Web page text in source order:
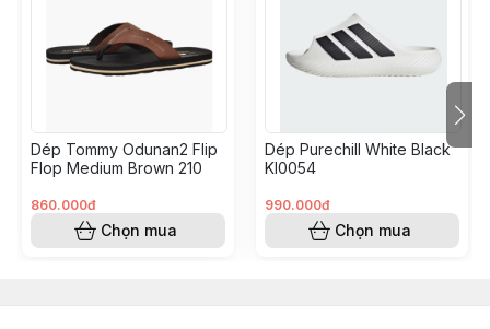
Dép Tommy Odunan2 Flip
Flop Medium Brown 210
860.000đ
Chọn mua
Dép Purechill White Black
KI0054
990.000đ
Chọn mua